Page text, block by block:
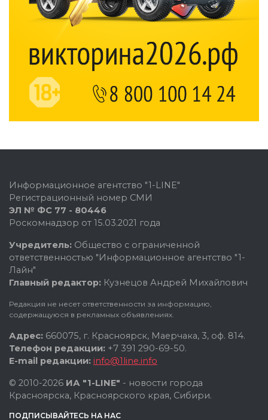
Информационное агентство "1-LINE"
Регистрационный номер СМИ
ЭЛ № ФС 77 - 80446
Роскомнадзор от 15.03.2021 года
Учредитель: Общество с ограниченной
ответственностью "Информационное агентство "1-
Лайн"
Главный редактор: Кузнецов Андрей Михайлович
Редакция не несет ответственности за информацию,
содержащуюся в рекламных объявлениях.
Адрес: 660075, г. Красноярск, Маерчака, 3, оф. 814.
Телефон редакции: +7 391 290-69-50.
E-mail редакции: info@1line.info
© 2010-2026 ИА "1-LINE" - новости города
Красноярска, Красноярского края, Сибири.
ПОДПИСЫВАЙТЕСЬ НА НАС